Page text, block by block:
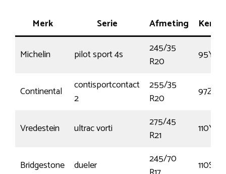
Merk Serie Afmeting
Michelin pilot sport 4s
245/35
R20
95Y
Continental
contisportcontact
2
255/35
R20
97Z
Vredestein ultrac vorti
275/45
R21
110Y
Bridgestone dueler
245/70
110S